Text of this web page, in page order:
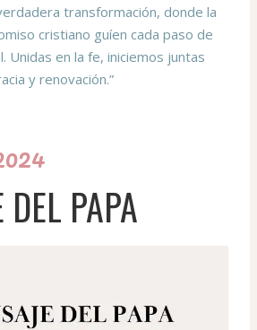
transformación, donde la
cristiano guíen cada paso de
Unidas en la fe, iniciemos juntas
y renovación.”
DEL PAPA